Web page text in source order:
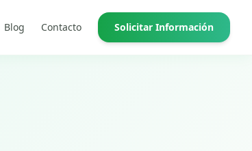
Blog Contacto Solicitar Información